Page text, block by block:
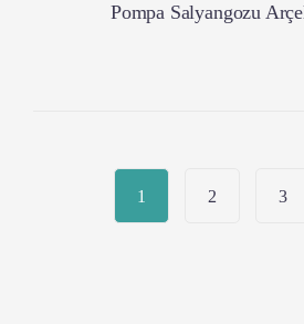
Pompa Salyangozu
1 2 3